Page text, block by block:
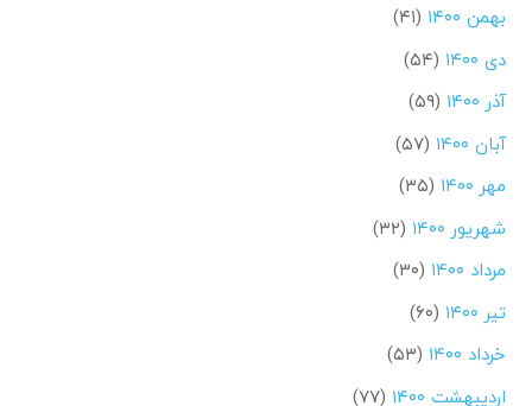
بهمن ۱۴۰۰
(۴۱)
دی ۱۴۰۰
(۵۴)
آذر ۱۴۰۰
(۵۹)
آبان ۱۴۰۰
(۵۷)
مهر ۱۴۰۰
(۳۵)
شهریور ۱۴۰۰
(۳۲)
مرداد ۱۴۰۰
(۳۰)
تیر ۱۴۰۰
(۶۰)
خرداد ۱۴۰۰
(۵۳)
اردیبهشت ۱۴۰۰
(۷۷)